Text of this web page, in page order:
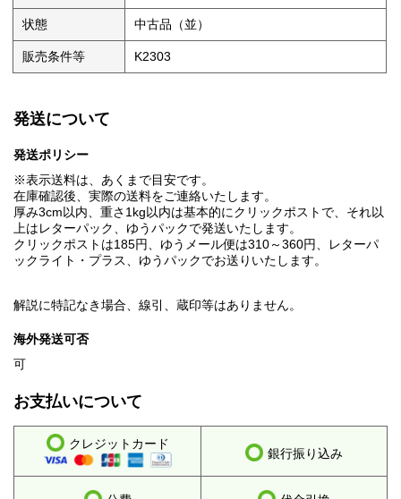
状態 中古品（並）
販売条件等 K2303
発送について
発送ポリシー
※表示送料は、あくまで目安です。
在庫確認後、実際の送料をご連絡いたします。
厚み3cm以内、重さ1kg以内は基本的にクリックポストで、それ以
上はレターパック、ゆうパックで発送いたします。
クリックポストは185円、ゆうメール便は310～360円、レターパ
ックライト・プラス、ゆうパックでお送りいたします。
解説に特記なき場合、線引、蔵印等はありません。
海外発送可否
可
お支払いについて
クレジットカード
銀行振り込み